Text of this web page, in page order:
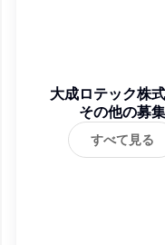
大成ロテック株
その他の募集
すべて見る